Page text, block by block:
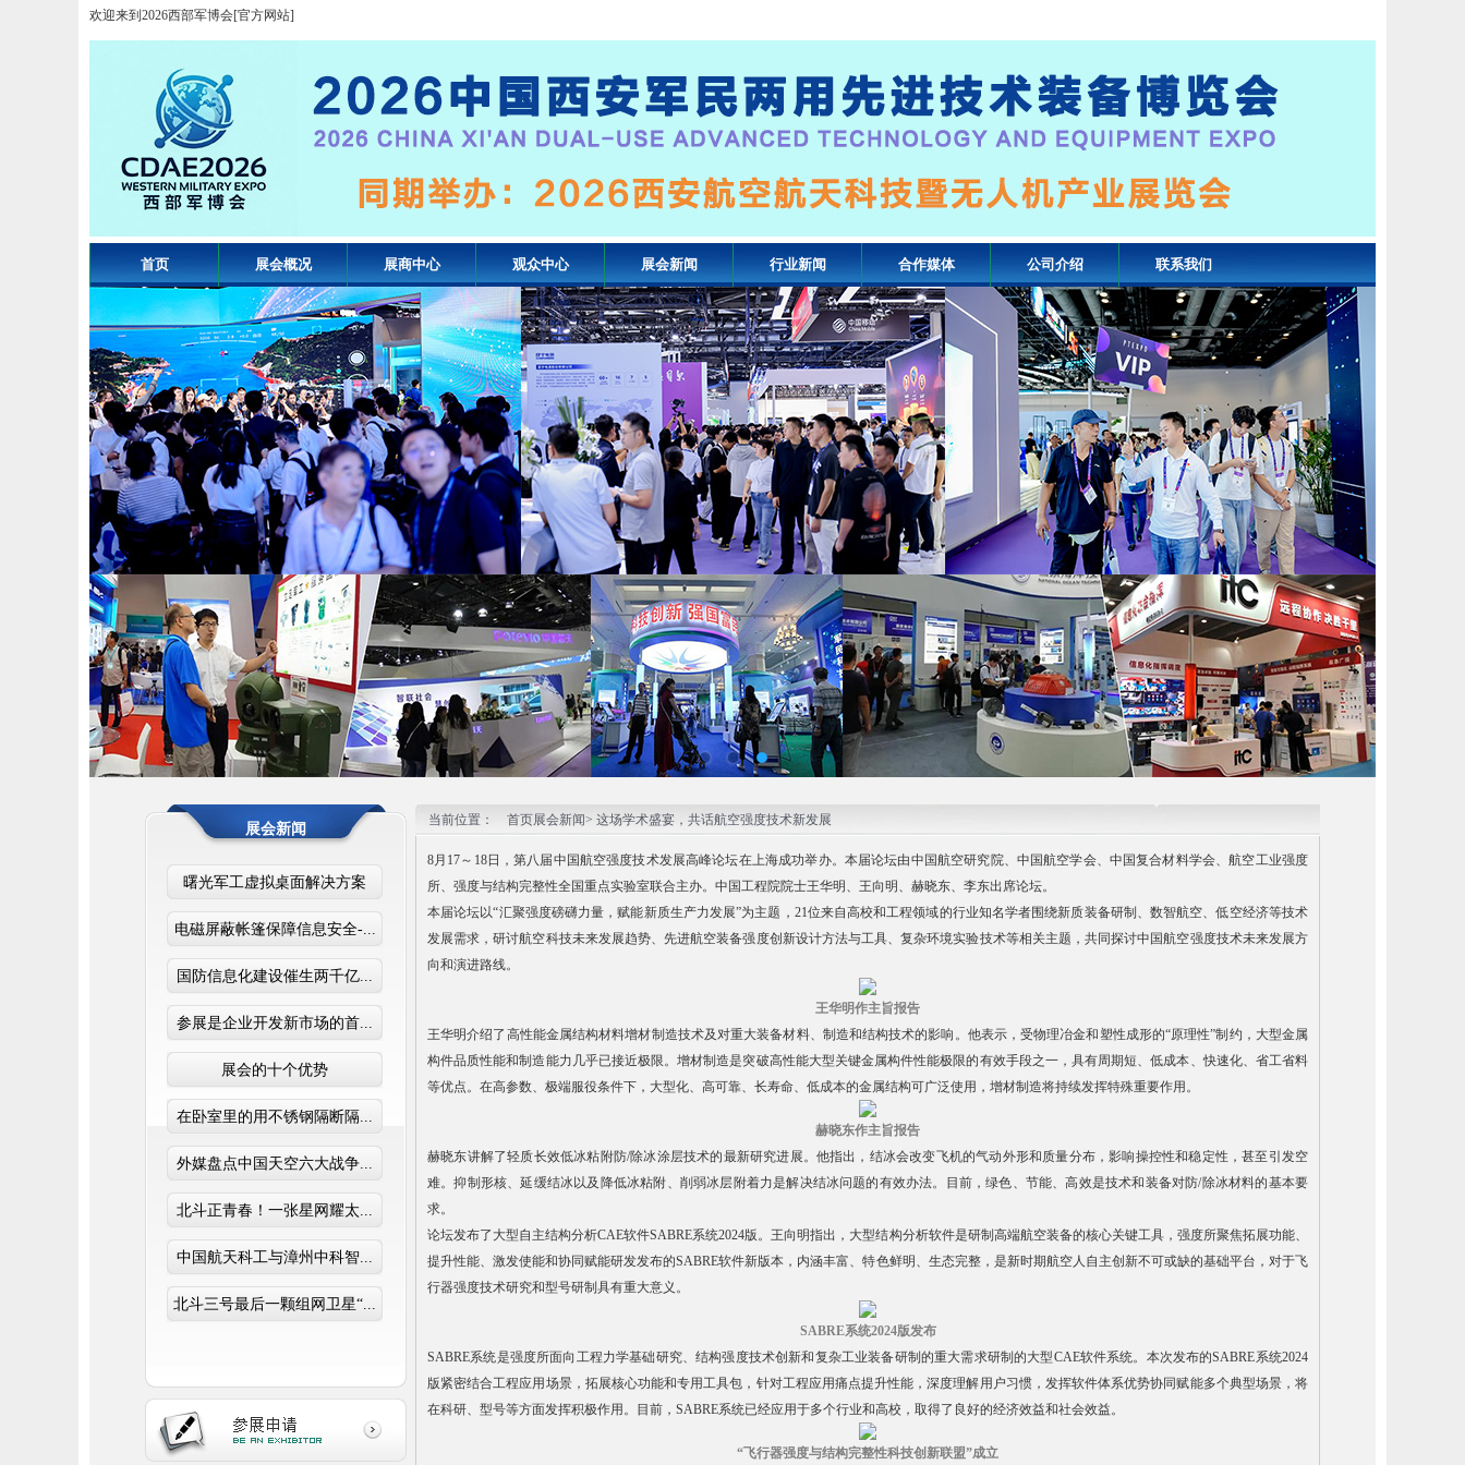
欢迎来到2026西部军博会[官方网站]
首页 展会概况 展商中心 观众中心 展会新闻 行业新闻 合作媒体 公司介绍 联系我们
展会新闻
曙光军工虚拟桌面解决方案
电磁屏蔽帐篷保障信息安全-...
国防信息化建设催生两千亿...
参展是企业开发新市场的首...
展会的十个优势
在卧室里的用不锈钢隔断隔...
外媒盘点中国天空六大战争...
北斗正青春！一张星网耀太...
中国航天科工与漳州中科智...
北斗三号最后一颗组网卫星“...
当前位置： 首页展会新闻> 这场学术盛宴，共话航空强度技术新发展
8月17～18日，第八届中国航空强度技术发展高峰论坛在上海成功举办。本届论坛由中国航空研究院、中国航空学会、中国复合材料学会、航空工业强度
所、强度与结构完整性全国重点实验室联合主办。中国工程院院士王华明、王向明、赫晓东、李东出席论坛。
本届论坛以“汇聚强度磅礴力量，赋能新质生产力发展”为主题，21位来自高校和工程领域的行业知名学者围绕新质装备研制、数智航空、低空经济等技术
发展需求，研讨航空科技未来发展趋势、先进航空装备强度创新设计方法与工具、复杂环境实验技术等相关主题，共同探讨中国航空强度技术未来发展方
向和演进路线。
王华明作主旨报告
王华明介绍了高性能金属结构材料增材制造技术及对重大装备材料、制造和结构技术的影响。他表示，受物理冶金和塑性成形的“原理性”制约，大型金属
构件品质性能和制造能力几乎已接近极限。增材制造是突破高性能大型关键金属构件性能极限的有效手段之一，具有周期短、低成本、快速化、省工省料
等优点。在高参数、极端服役条件下，大型化、高可靠、长寿命、低成本的金属结构可广泛使用，增材制造将持续发挥特殊重要作用。
赫晓东作主旨报告
赫晓东讲解了轻质长效低冰粘附防/除冰涂层技术的最新研究进展。他指出，结冰会改变飞机的气动外形和质量分布，影响操控性和稳定性，甚至引发空
难。抑制形核、延缓结冰以及降低冰粘附、削弱冰层附着力是解决结冰问题的有效办法。目前，绿色、节能、高效是技术和装备对防/除冰材料的基本要
求。
论坛发布了大型自主结构分析CAE软件SABRE系统2024版。王向明指出，大型结构分析软件是研制高端航空装备的核心关键工具，强度所聚焦拓展功能、
提升性能、激发使能和协同赋能研发发布的SABRE软件新版本，内涵丰富、特色鲜明、生态完整，是新时期航空人自主创新不可或缺的基础平台，对于飞
行器强度技术研究和型号研制具有重大意义。
SABRE系统2024版发布
SABRE系统是强度所面向工程力学基础研究、结构强度技术创新和复杂工业装备研制的重大需求研制的大型CAE软件系统。本次发布的SABRE系统2024
版紧密结合工程应用场景，拓展核心功能和专用工具包，针对工程应用痛点提升性能，深度理解用户习惯，发挥软件体系优势协同赋能多个典型场景，将
在科研、型号等方面发挥积极作用。目前，SABRE系统已经应用于多个行业和高校，取得了良好的经济效益和社会效益。
“飞行器强度与结构完整性科技创新联盟”成立